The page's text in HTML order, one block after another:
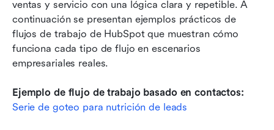
ventas y servicio con una lógica clara y repetible. A
continuación se presentan ejemplos prácticos de
flujos de trabajo de HubSpot que muestran cómo
funciona cada tipo de flujo en escenarios
empresariales reales.
Serie de goteo para nutrición de leads